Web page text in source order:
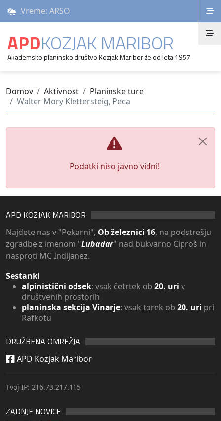
Vreme: ARSO
APDKOZJAK MARIBOR
Akademsko planinsko društvo Kozjak Maribor že od leta 1957
Domov Aktivnost
Planinske ture
Walter Mory Klettersteig, Peca
Podatki niso javno vidni!
APD KOZJAK MARIBOR
Najdete nas v "Pekarni", Ob železnici 16, na podstrešju
zgradbe z imenom "Lubadar" nad bukvarno Ciproš in
nasproti MC Indijanez.
Sestanki
alpinistični odsek: vsak četrtek ob 20. uri v
društvenih prostorih
planinska sekcija Vinarje: vsak torek ob 20. uri pri
Rafkotu
DRUŽBENA OMREŽJA
APD Kozjak Maribor
Tvoj IP: 216.73.217.115
ZADNJE NOVICE